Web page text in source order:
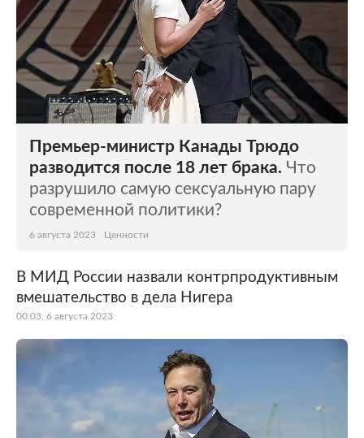
Премьер-министр Канады Трюдо
разводится после 18 лет брака. Что
разрушило самую сексуальную пару
современной политики?
6 августа 2023 Ценности
В МИД России назвали контрпродуктивным
вмешательство в дела Нигера
00:03, 6 августа 2023